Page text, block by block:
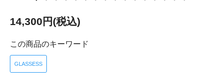
14,300円(税込)
この商品のキーワード
GLASSESS